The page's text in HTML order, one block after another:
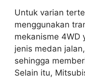
Untuk varian
menggunakan
mekanisme 4WD
jenis medan
sehingga
Selain itu,